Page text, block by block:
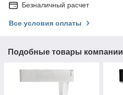
Безналичный расчет
Все условия оплаты
Подобные товары компании